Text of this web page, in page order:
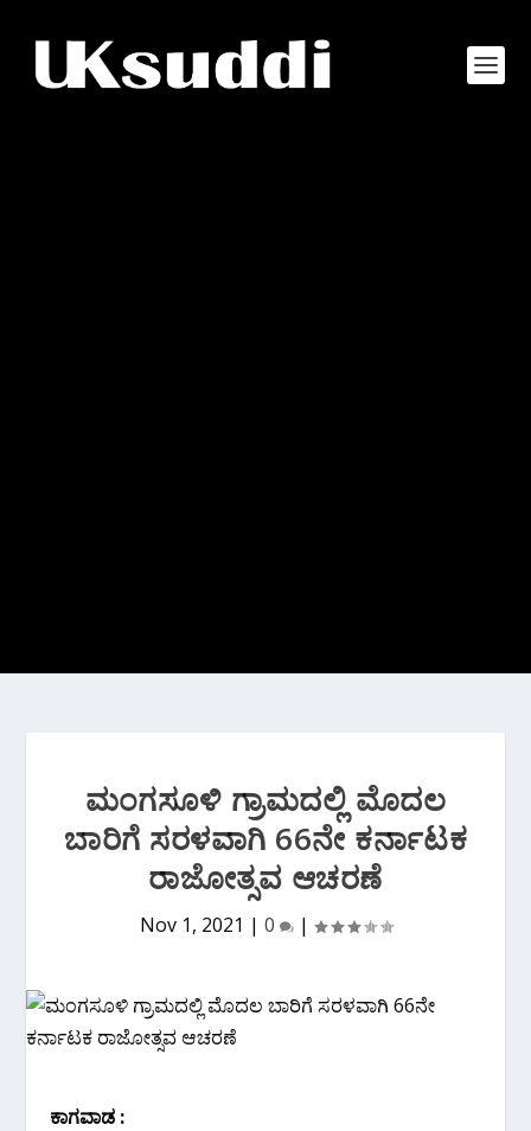
ಮಂಗಸೂಳಿ ಗ್ರಾಮದಲ್ಲಿ ಮೊದಲ
ಬಾರಿಗೆ ಸರಳವಾಗಿ 66ನೇ ಕರ್ನಾಟಕ
ರಾಜೋತ್ಸವ ಆಚರಣೆ
Nov 1, 2021 | 0 |
ಕಾಗವಾಡ :